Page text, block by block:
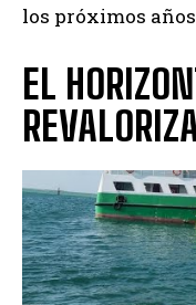
los próximos
EL